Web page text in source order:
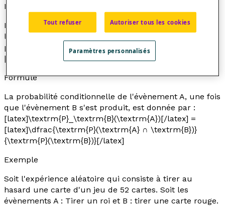
Notation
La façon de noter la « probabilité conditionnelle de
l'évènement A une fois qu'un évènement B s'est
produit » est [latex]\textrm{P}_\textrm{B}(\textrm{A})
[/latex] qui se lit : « la probabilité de A selon B ».
Formule
La probabilité conditionnelle de l'évènement A, une fois
que l'évènement B s'est produit, est donnée par :
[latex]\textrm{P}_\textrm{B}(\textrm{A})[/latex] =
[latex]\dfrac{\textrm{P}(\textrm{A} ∩ \textrm{B})}
{\textrm{P}(\textrm{B})}[/latex]
Exemple
Soit l'expérience aléatoire qui consiste à tirer au
hasard une carte d'un jeu de 52 cartes. Soit les
évènements A : Tirer un roi et B : tirer une carte rouge.
Tout refuser Autoriser tous les cookies
Paramètres personnalisés